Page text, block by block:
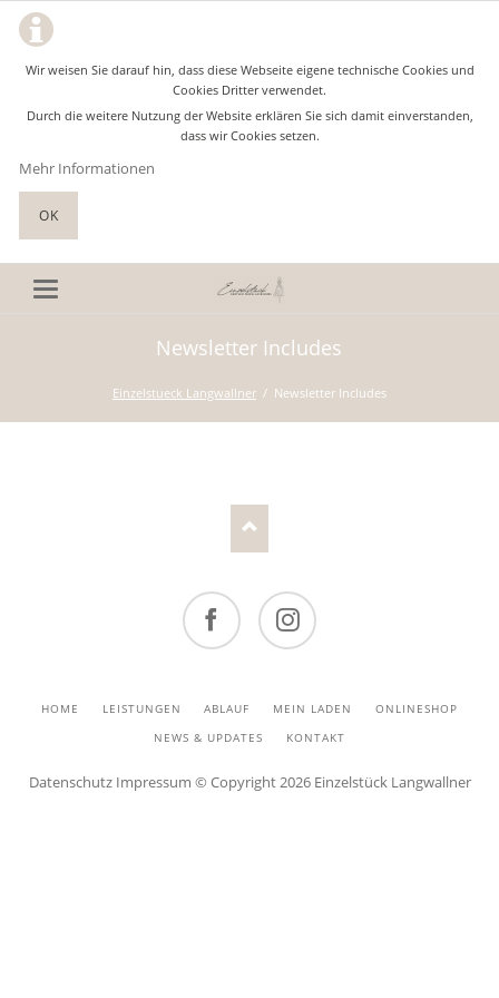
Wir weisen Sie darauf hin, dass diese Webseite eigene technische Cookies und
Cookies Dritter verwendet.
Durch die weitere Nutzung der Website erklären Sie sich damit einverstanden,
dass wir Cookies setzen.
Mehr Informationen
OK
Newsletter Includes
Einzelstueck Langwallner Newsletter Includes
HOME LEISTUNGEN ABLAUF MEIN LADEN
ONLINESHOP
NEWS & UPDATES
KONTAKT
Datenschutz Impressum © Copyright 2026 Einzelstück Langwallner